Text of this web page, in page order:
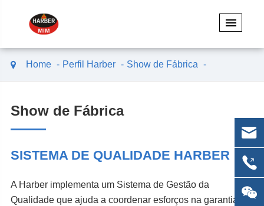
Home Perfil Harber Show de Fábrica
Show de Fábrica
SISTEMA DE QUALIDADE HARBER
A Harber implementa um Sistema de Gestão da
Qualidade que ajuda a coordenar esforços na garantia da